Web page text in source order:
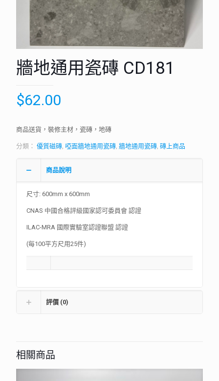
牆地通用瓷磚 CD181
$62.00
商品送貨，裝修主材，瓷磚，地磚
分類： 優質磁磚, 啞面牆地通用瓷磚, 牆地通用瓷磚, 磚上商品
商品說明
尺寸: 600mm x 600mm
CNAS 中國合格評級國家認可委員會 認證
ILAC-MRA 國際實驗室認證聯盟 認證
(每100平方尺用25件)
評價 (0)
相關商品